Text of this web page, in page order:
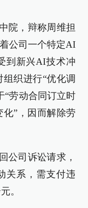
院，辩称周维担
公司一个特定AI
到新兴AI技术冲
织进行“优化调
“劳动合同订立时
”，因而解除劳
公司诉讼请求，
关系，需支付违
。